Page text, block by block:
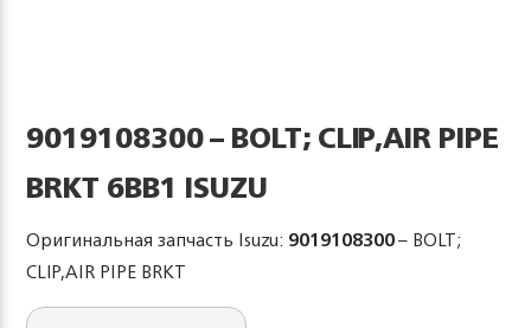
9019108300 – BOLT; CLIP,AIR PIPE
BRKT 6BB1 ISUZU
Оригинальная запчасть Isuzu: 9019108300– BOLT;
CLIP,AIR PIPE BRKT